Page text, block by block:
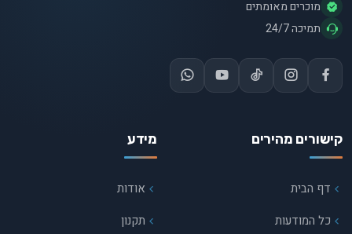
מוכרים מאומתים
תמיכה 24/7
קישורים מהירים
דף הבית
כל המודעות
מידע
אודות
תקנון